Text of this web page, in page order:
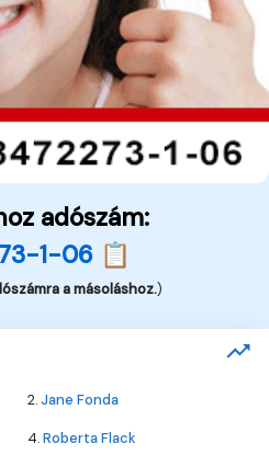
adószám:
1-06 📋
a másoláshoz.)
2.Jane Fonda
4.Roberta Flack